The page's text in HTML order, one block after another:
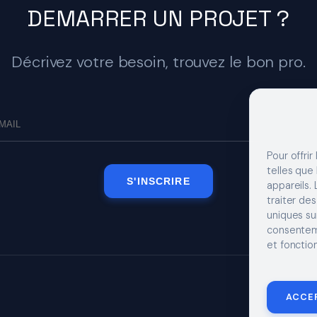
Pour offrir
telles que
appareils.
traiter
uniques
et
DEMARRER UN PROJET ?
Décrivez votre besoin, trouvez le bon pro.
S'INSCRIRE
MENTIONS